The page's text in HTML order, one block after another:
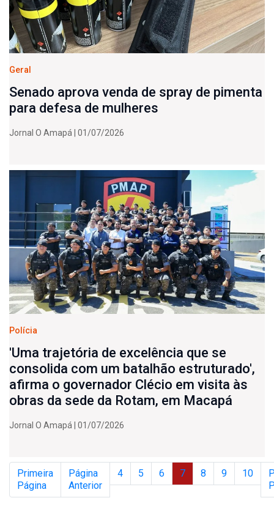
Geral
Senado aprova venda de spray de pimenta
para defesa de mulheres
Jornal O Amapá | 01/07/2026
Polícia
'Uma trajetória de excelência que se
consolida com um batalhão estruturado',
afirma o governador Clécio em visita às
obras da sede da Rotam, em Macapá
Jornal O Amapá | 01/07/2026
Primeira
Página
Página
Anterior
4 5 6 7 8 9 10